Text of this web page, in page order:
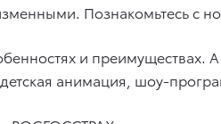
Познакомьтесь с
и преимуществах.
анимация, шоу-